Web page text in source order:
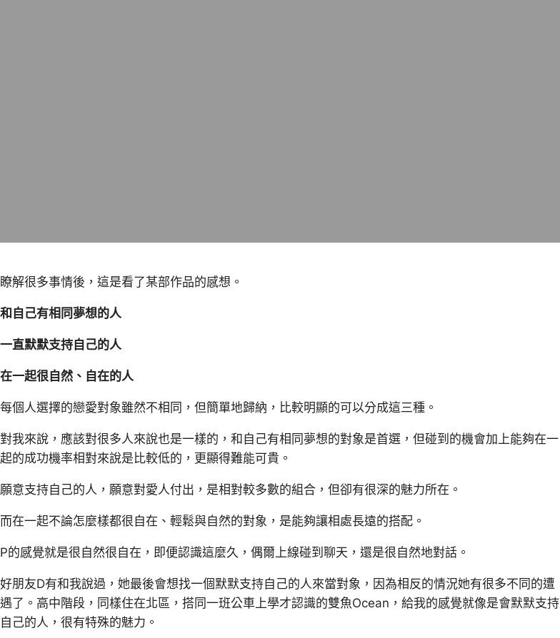
瞭解很多事情後，這是看了某部作品的感想。
和自己有相同夢想的人
一直默默支持自己的人
在一起很自然、自在的人
每個人選擇的戀愛對象雖然不相同，但簡單地歸納，比較明顯的可以分成這三種。
對我來說，應該對很多人來說也是一樣的，和自己有相同夢想的對象是首選，但碰到的機會加上能夠在一
起的成功機率相對來說是比較低的，更顯得難能可貴。
願意支持自己的人，願意對愛人付出，是相對較多數的組合，但卻有很深的魅力所在。
而在一起不論怎麼樣都很自在、輕鬆與自然的對象，是能夠讓相處長遠的搭配。
P的感覺就是很自然很自在，即便認識這麼久，偶爾上線碰到聊天，還是很自然地對話。
好朋友D有和我說過，她最後會想找一個默默支持自己的人來當對象，因為相反的情況她有很多不同的遭
遇了。高中階段，同樣住在北區，搭同一班公車上學才認識的雙魚Ocean，給我的感覺就像是會默默支持
自己的人，很有特殊的魅力。